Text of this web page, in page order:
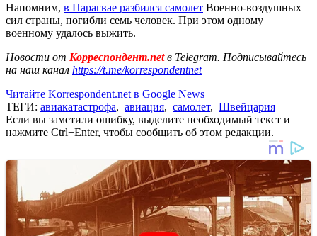
Напомним, в Парагвае разбился самолет Военно-воздушных
сил страны, погибли семь человек. При этом одному
военному удалось выжить.
Новости от Корреспондент.netв Telegram. Подписывайтесь
на наш канал https://t.me/korrespondentnet
Читайте Korrespondent.net в Google News
ТЕГИ: авиакатастрофа, авиация, самолет, Швейцария
Если вы заметили ошибку, выделите необходимый текст и
нажмите Ctrl+Enter, чтобы сообщить об этом редакции.